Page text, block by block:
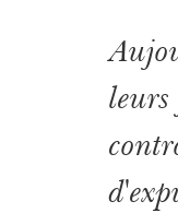
leurs